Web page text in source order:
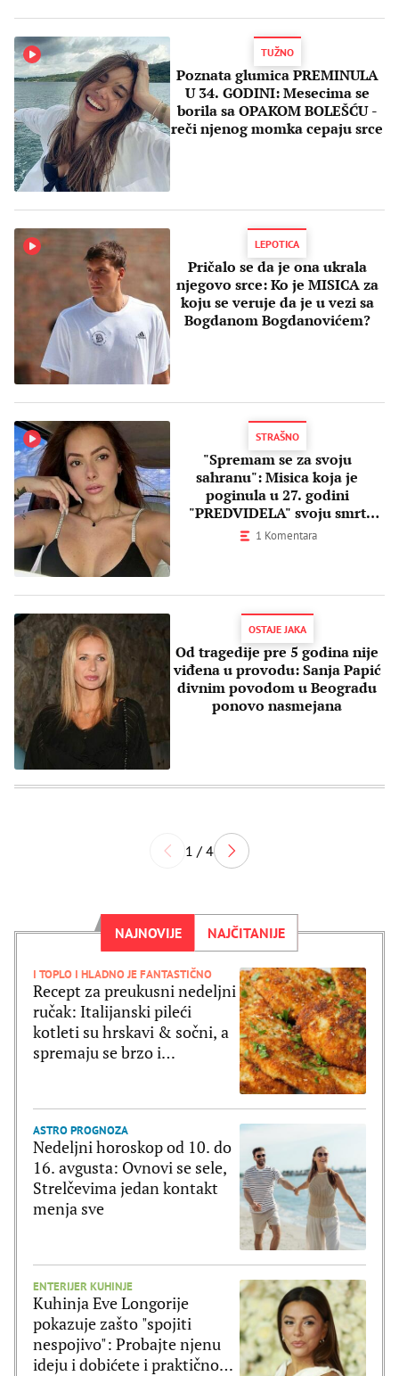
TUŽNO
Poznata glumica PREMINULA
U 34. GODINI: Mesecima se
borila sa OPAKOM BOLEŠĆU -
reči njenog momka cepaju srce
LEPOTICA
Pričalo se da je ona ukrala
njegovo srce: Ko je MISICA za
koju se veruje da je u vezi sa
Bogdanom Bogdanovićem?
STRAŠNO
"Spremam se za svoju
sahranu": Misica koja je
poginula u 27. godini
"PREDVIDELA" svoju smrt
bizarnim snimkom
1 Komentara
OSTAJE JAKA
Od tragedije pre 5 godina nije
viđena u provodu: Sanja Papić
divnim povodom u Beogradu
ponovo nasmejana
1 / 4
NAJNOVIJE NAJČITANIJE
I TOPLO I HLADNO JE FANTASTIČNO
Recept za preukusni nedeljni
ručak: Italijanski pileći
kotleti su hrskavi & sočni, a
spremaju se brzo i
ASTRO PROGNOZA
Nedeljni horoskop od 10. do
16. avgusta: Ovnovi se sele,
Strelčevima jedan kontakt
menja sve
ENTERIJER KUHINJE
Kuhinja Eve Longorije
pokazuje zašto "spojiti
nespojivo": Probajte njenu
ideju i dobićete i praktičnost